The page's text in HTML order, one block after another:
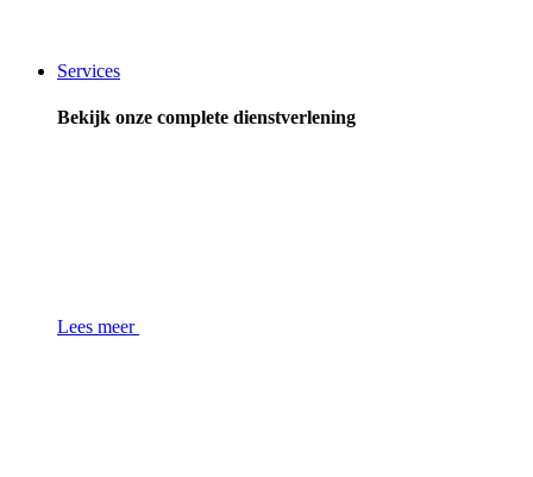
Services
Bekijk onze complete dienstverlening
Lees meer